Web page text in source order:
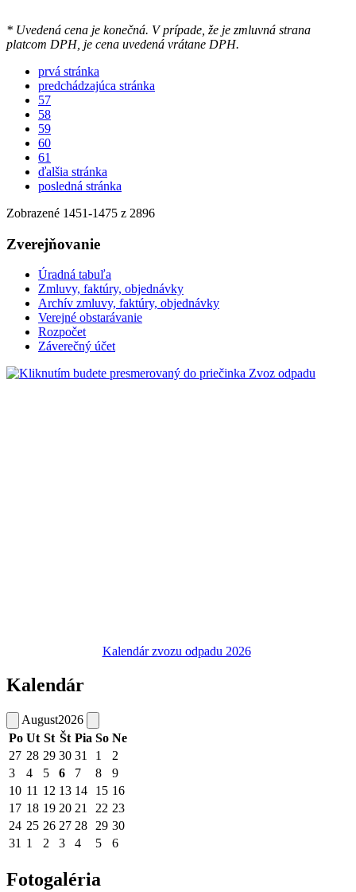
* Uvedená cena je konečná. V prípade, že je zmluvná strana
platcom DPH, je cena uvedená vrátane DPH.
prvá stránka
predchádzajúca stránka
57
58
59
60
61
ďalšia stránka
posledná stránka
Zobrazené 1451-1475 z 2896
Zverejňovanie
Úradná tabuľa
Zmluvy, faktúry, objednávky
Archív zmluvy, faktúry, objednávky
Verejné obstarávanie
Rozpočet
Záverečný účet
Kalendár zvozu odpadu 2026
Kalendár
August2026
Po Ut St Št Pia So Ne
27 28 29 30 31 1
2
3
4 5 6 7 8
9
10 11 12 13 14 15 16
17 18 19 20 21 22 23
24 25 26 27 28 29 30
31 1 2 3 4 5 6
Fotogaléria